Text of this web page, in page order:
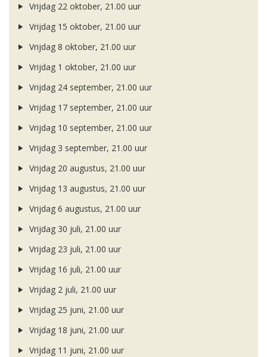
Vrijdag 22 oktober, 21.00 uur
Vrijdag 15 oktober, 21.00 uur
Vrijdag 8 oktober, 21.00 uur
Vrijdag 1 oktober, 21.00 uur
Vrijdag 24 september, 21.00 uur
Vrijdag 17 september, 21.00 uur
Vrijdag 10 september, 21.00 uur
Vrijdag 3 september, 21.00 uur
Vrijdag 20 augustus, 21.00 uur
Vrijdag 13 augustus, 21.00 uur
Vrijdag 6 augustus, 21.00 uur
Vrijdag 30 juli, 21.00 uur
Vrijdag 23 juli, 21.00 uur
Vrijdag 16 juli, 21.00 uur
Vrijdag 2 juli, 21.00 uur
Vrijdag 25 juni, 21.00 uur
Vrijdag 18 juni, 21.00 uur
Vrijdag 11 juni, 21.00 uur